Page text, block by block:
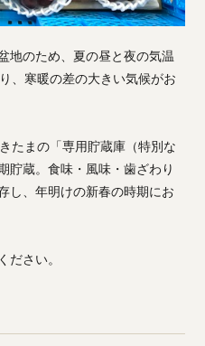
地のため、夏の昼と夜の気温
、寒暖の差の大きい気候がお
たまの「専用貯蔵庫（特別な
貯蔵。食味・風味・歯ざわり
し、年明けの新春の時期にお
ださい。